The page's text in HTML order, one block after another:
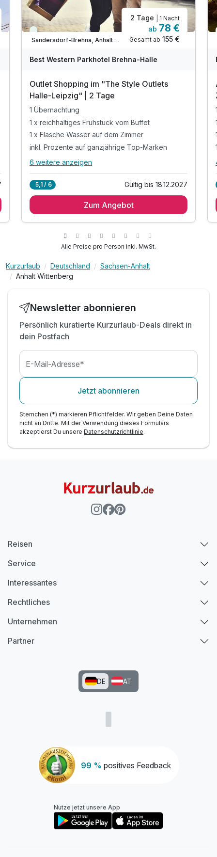
Immer verfügbar
Sandersdorf-Brehna, Anhalt Wittenberg
2 Tage | 1 Nacht
ab 78 €
Gesamt ab 155 €
Best Western Parkhotel Brehna-Halle
Outlet Shopping im "The Style Outlets
Halle-Leipzig" | 2 Tage
1 Übernachtung
1 x reichhaltiges Frühstück vom Buffet
1 x Flasche Wasser auf dem Zimmer
inkl. Prozente auf ganzjährige Top-Marken
Alle Inklusivleistungen
1 x reichhaltiges Frühstück vom Buffet
inkl. Nutzung des Fitnessraums
inkl. Early Check In, je nach Verfügbarkeit
inkl. Late Check Out, je nach Verfügbarkeit
inkl. W-LAN
6 weitere anzeigen
5,1 / 6 Gültig bis 18.12.2027
Zum Angebot
Alle Preise pro Person inkl. MwSt.
Kurzurlaub Deutschland
Sachsen-Anhalt
Anhalt Wittenberg
Newsletter abonnieren
Persönlich kuratierte Kurzurlaub-Deals direkt in
dein Postfach
E-Mail-Adresse*
Jetzt abonnieren
Sternchen (*) markieren Pflichtfelder. Wir geben Deine Daten
nicht an Dritte. Mit der Verwendung dieses Formulars
akzeptierst Du unsere Datenschutzrichtlinie.
99 % positives Feedback
Reisen
Service
Interessantes
Rechtliches
Unternehmen
Partner
DE AT
Nutze jetzt unsere App